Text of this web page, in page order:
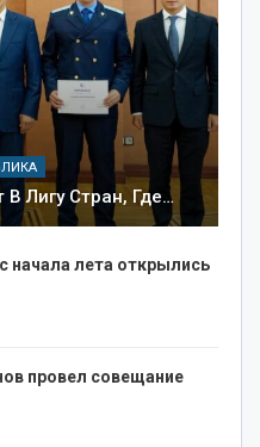
В Лигу Стран, Где…
начала лета открылись
провел совещание